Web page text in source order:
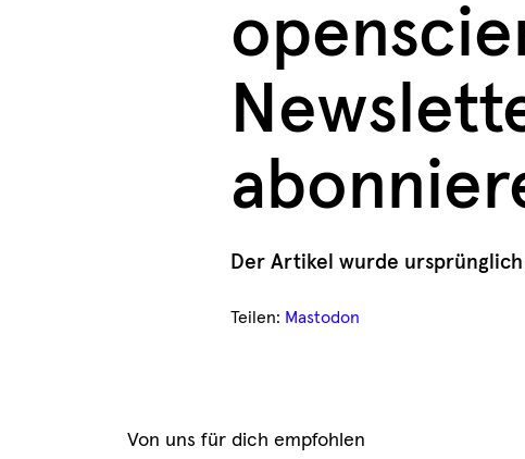
Der Artikel wurde
Teilen: Mastodon
Von uns für dich empfohlen